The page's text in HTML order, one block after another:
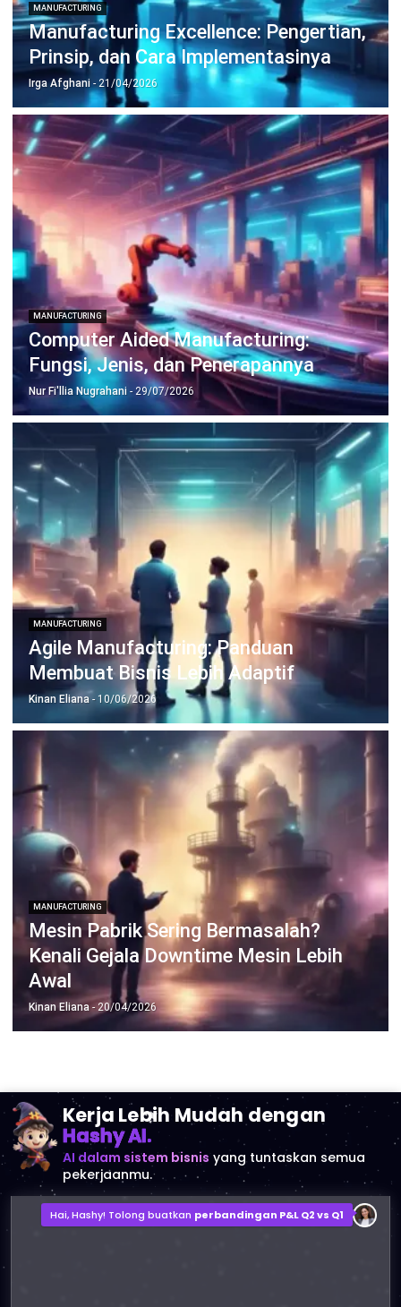
Coba Hashy Sekarang
Jalankan Bisnis Lebih Mudah
Bersama HashMicro
Mulai demo gratis hari ini tanpa komitmen. Dapatkan solusi terbaik
untuk bisnis yang lebih efisien.
Jadwalkan Konsultasi
Coba Gratis
TENTANG KAMI
HashMicroPenyedia solusi ERP dengan rangkaian software
terlengkap untuk berbagai jenis industri, yang dapat
disesuaikan dengan kebutuhan setiap bisnis.
Wawasan Bisnis
Pelajari Lebih Lanjut Tentang Software untuk
Bisnis